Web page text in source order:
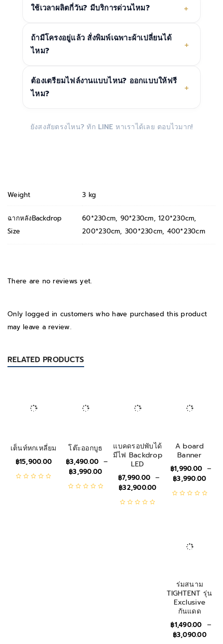
ใช้เวลาผลิตกี่วัน? มีบริการด่วนไหม? +
ถ้ามีโครงอยู่แล้ว สั่งพิมพ์เฉพาะผ้าเปลี่ยนได้
ไหม?
+
ต้องเตรียมไฟล์งานแบบไหน? ออกแบบให้ฟรี
ไหม?
+
ยังสงสัยตรงไหน? ทัก LINE หาเราได้เลย ตอบไวมาก!
Weight 3 kg
ฉากหลังBackdrop
Size
60*230cm, 90*230cm, 120*230cm,
200*230cm, 300*230cm, 400*230cm
There are no reviews yet.
Only logged in customers who have purchased this product
may leave a review.
RELATED PRODUCTS
เต็นท์หกเหลี่ยม
฿15,900.00
โต๊ะออกบูธ
฿3,490.00 –
฿3,990.00
แบคดรอปพับได้
มีไฟ Backdrop
LED
฿7,990.00 –
฿32,900.00
A board
Banner
฿1,990.00 –
฿3,990.00
ร่มสนาม
TIGHTENT รุ่น
Exclusive
กันแดด
฿1,490.00 –
฿3,090.00